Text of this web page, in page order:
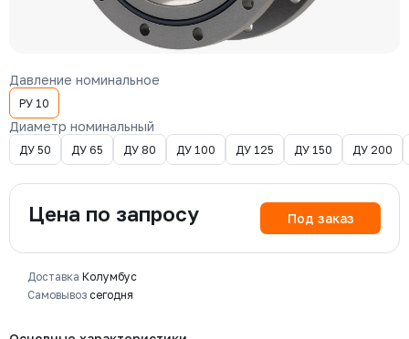
Давление номинальное
РУ 10
Диаметр номинальный
ДУ 50 ДУ 65 ДУ 80 ДУ 100 ДУ 125 ДУ 150 ДУ 200
Цена по запросу Под заказ
Доставка Колумбус
Самовывоз сегодня